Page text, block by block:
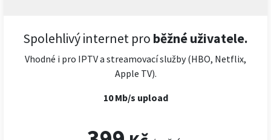
Spolehlivý internet pro běžné uživatele.
Vhodné i pro IPTV a streamovací služby (HBO, Netflix,
Apple TV).
10 Mb/s upload